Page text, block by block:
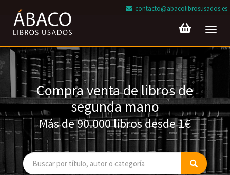
contacto@abacolibrosusados.es
Compra venta de libros de
segunda mano
Más de 90.000 libros desde 1€